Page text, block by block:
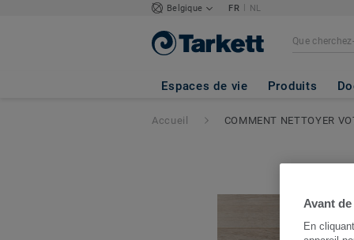
Belgique FR | NL
Espaces de vie Produits
Accueil COMMENT NETTOYER
Avant
En